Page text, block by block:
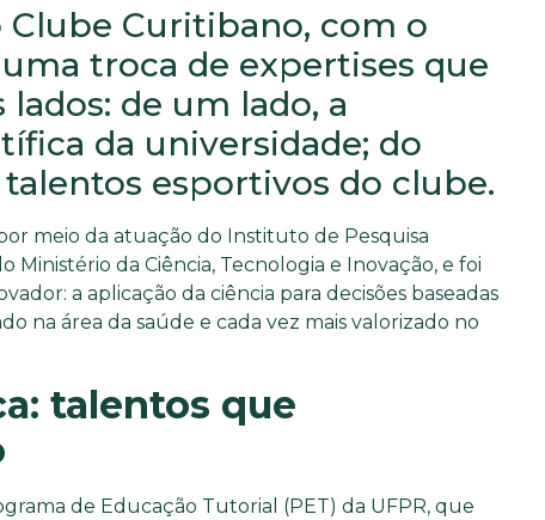
Clube Curitibano, com o
troca de expertises que
de um lado, a
da universidade; do
esportivos do clube.
meio da atuação do Instituto de Pesquisa
Ministério da Ciência, Tecnologia e Inovação, e foi
a aplicação da ciência para decisões baseadas
na área da saúde e cada vez mais valorizado no
talentos que
de Educação Tutorial (PET) da UFPR, que